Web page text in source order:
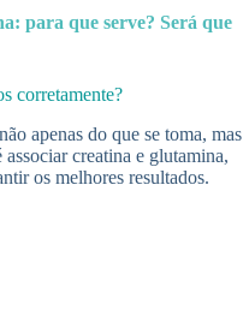
para que serve? Será que
corretamente?
apenas do que se toma, mas
creatina e glutamina,
os melhores resultados.